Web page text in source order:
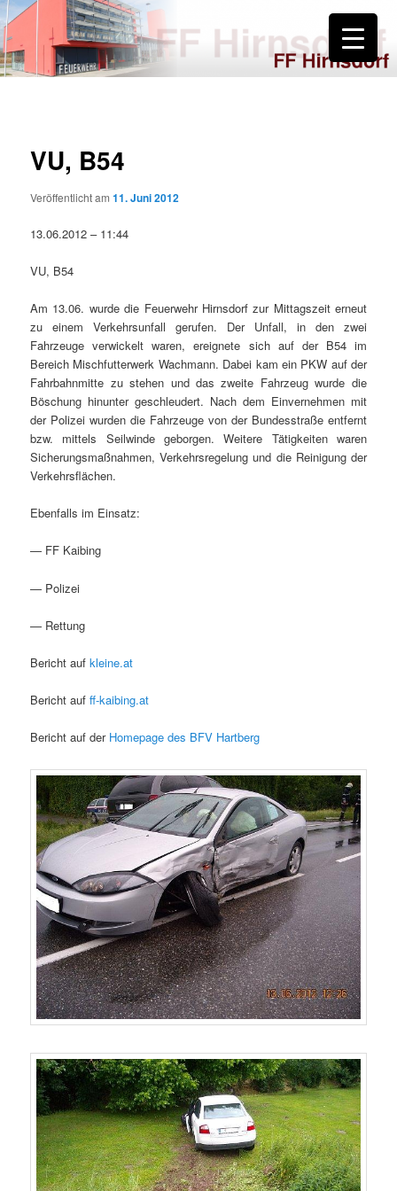
Zum
primären
Inhalt
springenFF Hirnsdorf
VU, B54
Veröffentlicht am11. Juni 2012
13.06.2012 – 11:44
VU, B54
Am 13.06. wurde die Feuerwehr Hirnsdorf zur Mittagszeit erneut
zu einem Verkehrsunfall gerufen. Der Unfall, in den zwei
Fahrzeuge verwickelt waren, ereignete sich auf der B54 im
Bereich Mischfutterwerk Wachmann. Dabei kam ein PKW auf der
Fahrbahnmitte zu stehen und das zweite Fahrzeug wurde die
Böschung hinunter geschleudert. Nach dem Einvernehmen mit
der Polizei wurden die Fahrzeuge von der Bundesstraße entfernt
bzw. mittels Seilwinde geborgen. Weitere Tätigkeiten waren
Sicherungsmaßnahmen, Verkehrsregelung und die Reinigung der
Verkehrsflächen.
Ebenfalls im Einsatz:
— FF Kaibing
— Polizei
— Rettung
Bericht aufkleine.at
Bericht aufff-kaibing.at
Bericht auf der Homepage des BFV Hartberg